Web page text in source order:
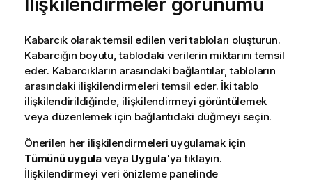
Kabarcık olarak temsil edilen veri tabloları oluşturun.
Kabarcığın boyutu, tablodaki verilerin miktarını temsil
eder. Kabarcıkların arasındaki bağlantılar, tabloların
arasındaki ilişkilendirmeleri temsil eder. İki tablo
ilişkilendirildiğinde, ilişkilendirmeyi görüntülemek
veya düzenlemek için bağlantıdaki düğmeyi seçin.
Önerilen her ilişkilendirmeleri uygulamak için
Tümünü uygulaveya Uygula'ya tıklayın.
İlişkilendirmeyi veri önizleme panelinde